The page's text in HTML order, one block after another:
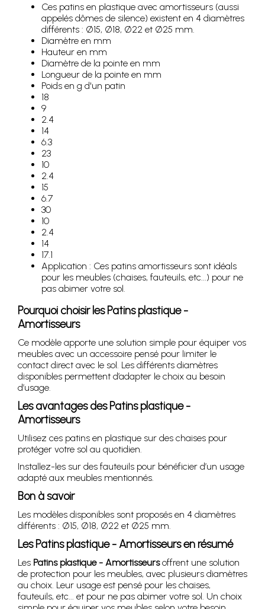
Ces patins en plastique avec amortisseurs (aussi
appelés dômes de silence) existent en 4 diamètres
différents : Ø15, Ø18, Ø22 et Ø25 mm.
Diamètre en mm
Hauteur en mm
Diamètre de la pointe en mm
Longueur de la pointe en mm
Poids en g d'un patin
18
9
2.4
14
6.3
23
10
2.4
15
6.7
30
10
2.4
14
17.1
Application : Ces patins amortisseurs sont idéals
pour les meubles (chaises, fauteuils, etc...) pour ne
pas abimer votre sol.
Pourquoi choisir les Patins plastique -
Amortisseurs
Ce modèle apporte une solution simple pour équiper vos
meubles avec un accessoire pensé pour limiter le
contact direct avec le sol. Les différents diamètres
disponibles permettent d’adapter le choix au besoin
d’usage.
Les avantages des Patins plastique -
Amortisseurs
Utilisez ces patins en plastique sur des chaises pour
protéger votre sol au quotidien.
Installez-les sur des fauteuils pour bénéficier d’un usage
adapté aux meubles mentionnés.
Bon à savoir
Les modèles disponibles sont proposés en 4 diamètres
différents : Ø15, Ø18, Ø22 et Ø25 mm.
Les Patins plastique - Amortisseurs en résumé
Les Patins plastique - Amortisseursoffrent une solution
de protection pour les meubles, avec plusieurs diamètres
au choix. Leur usage est pensé pour les chaises,
fauteuils, etc... et pour ne pas abimer votre sol. Un choix